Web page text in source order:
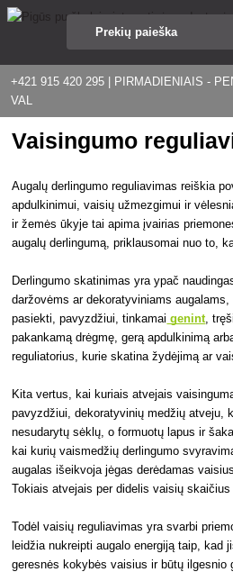
+421 915 420 295 | PIRMADIENIAIS -
VAL
Vaisingumo
Augalų derlingumo reguliavimas reiškia
apdulkinimui, vaisių užmezgimui ir
ir žemės ūkyje tai apima įvairias
augalų derlingumą, priklausomai nuo to,
Derlingumo skatinimas yra ypač
daržovėms ar dekoratyviniams
pasiekti, pavyzdžiui, tinkamai genint ,
pakankamą drėgmę, gerą apdulkinimą
reguliatorius, kurie skatina žydėjimą ar
Kita vertus, kai kuriais atvejais
pavyzdžiui, dekoratyvinių medžių atveju,
nesudarytų sėklų, o formuotų lapus ir
kai kurių vaismedžių derlingumo
augalas išeikvoja jėgas derėdamas
Tokiais atvejais per didelis vaisių skaičius
Todėl vaisių reguliavimas yra svarbi
leidžia nukreipti augalo energiją taip, kad
geresnės kokybės vaisius ir būtų ilgesnio